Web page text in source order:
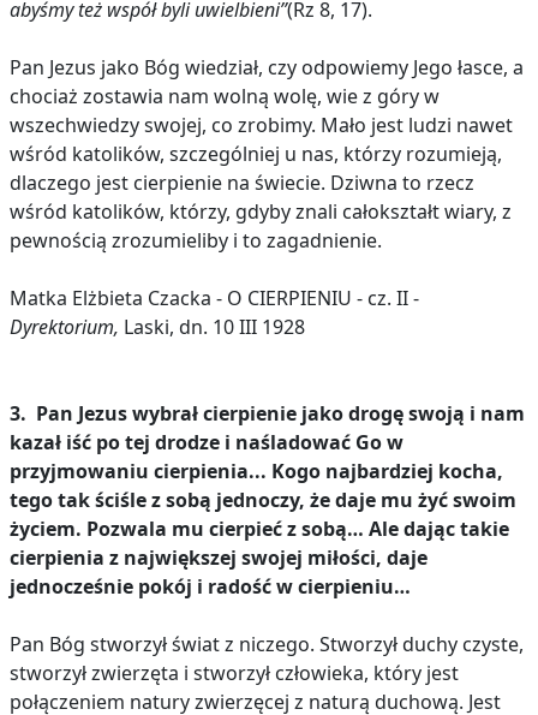
abyśmy też współ byli uwielbieni”(Rz 8, 17).
Pan Jezus jako Bóg wiedział, czy odpowiemy Jego łasce, a
chociaż zostawia nam wolną wolę, wie z góry w
wszechwiedzy swojej, co zrobimy. Mało jest ludzi nawet
wśród katolików, szczególniej u nas, którzy rozumieją,
dlaczego jest cierpienie na świecie. Dziwna to rzecz
wśród katolików, którzy, gdyby znali całokształt wiary, z
pewnością zrozumieliby i to zagadnienie.
Matka Elżbieta Czacka - O CIERPIENIU - cz. II -
Dyrektorium, Laski, dn. 10 III 1928
3. Pan Jezus wybrał cierpienie jako drogę swoją i nam
kazał iść po tej drodze i naśladować Go w
przyjmowaniu cierpienia... Kogo najbardziej kocha,
tego tak ściśle z sobą jednoczy, że daje mu żyć swoim
życiem. Pozwala mu cierpieć z sobą… Ale dając takie
cierpienia z największej swojej miłości, daje
jednocześnie pokój i radość w cierpieniu…
Pan Bóg stworzył świat z niczego. Stworzył duchy czyste,
stworzył zwierzęta i stworzył człowieka, który jest
połączeniem natury zwierzęcej z naturą duchową. Jest